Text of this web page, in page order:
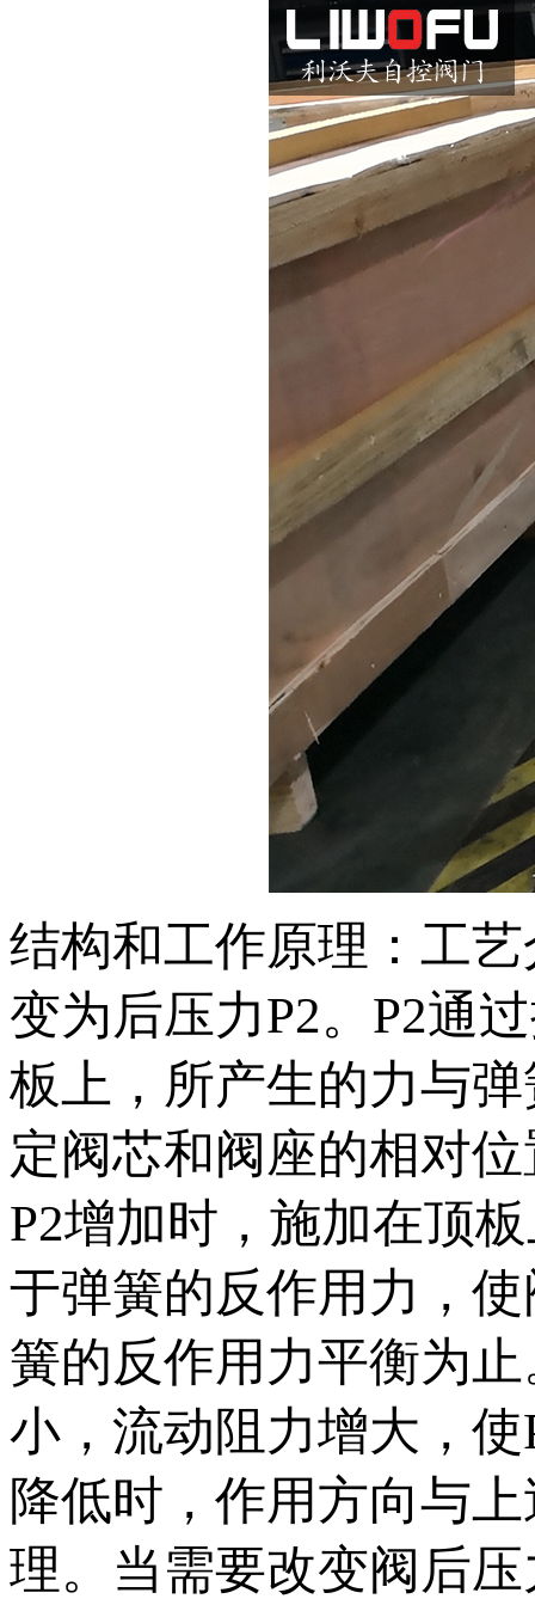
结构和工作原理：工
变为后压力P2。P2通
板上，所产生的力与
定阀芯和阀座的相对
P2增加时，施加在顶
于弹簧的反作用力，
簧的反作用力平衡为
小，流动阻力增大，
降低时，作用方向与
理。当需要改变阀后